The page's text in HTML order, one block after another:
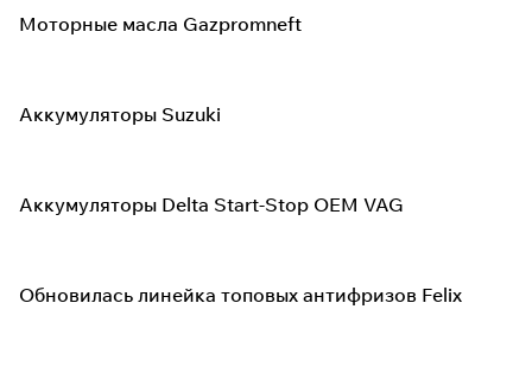
Моторные масла Gazpromneft
Аккумуляторы Suzuki
Аккумуляторы Delta Start-Stop OEM VAG
Обновилась линейка топовых антифризов Felix